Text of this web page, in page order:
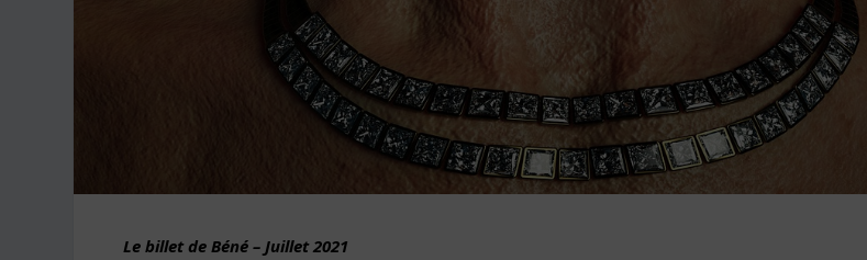
Le billet de Béné – Juillet2021